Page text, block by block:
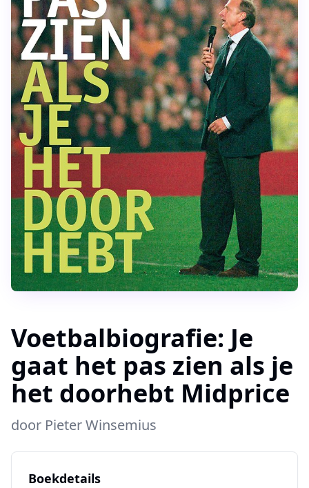
Voetbalbiografie: Je
gaat het pas zien als je
het doorhebt Midprice
door Pieter Winsemius
Boekdetails